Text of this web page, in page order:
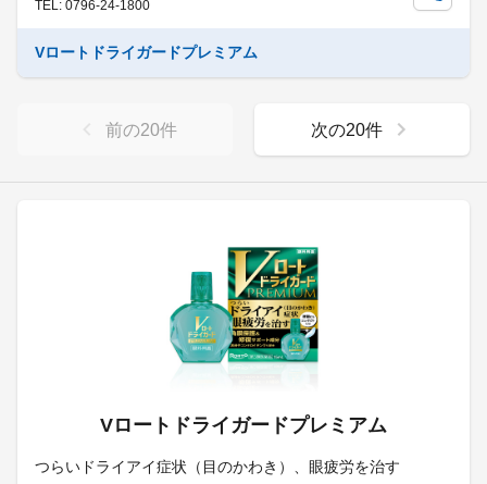
Vロートドライガードプレミアム
つらいドライアイ症状（目のかわき）、眼疲労を治す
TEL: 0796-24-1800
Vロートドライガードプレミアム
前の20件 次の20件